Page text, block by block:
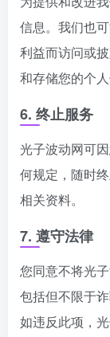
信息。我们也
利益而访问或
和存储您的个
6. 终止服务
光子波动网可
何规定，随时
相关资料。
7. 遵守法律
您同意不将光
包括但不限于
如违反此项，